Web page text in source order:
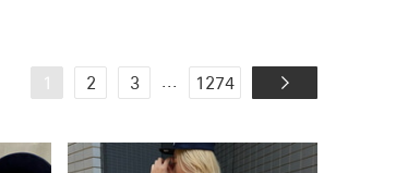
1 2 3 ... 1274